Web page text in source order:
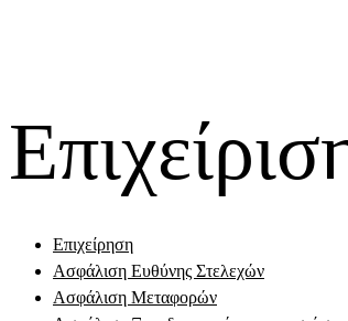
Επιχείρηση
Ασφάλιση Ευθύνης Στελεχών
Ασφάλιση Μεταφορών